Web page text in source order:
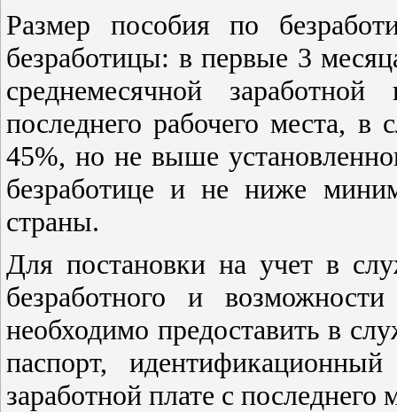
Размер пособия по
безработицы: в первые 3
среднемесячной
последнего рабочего места,
45%, но не выше
безработице и не ниже
страны.
Для постановки на учет в
безработного и
необходимо предоставить в
паспорт,
заработной плате с последнего